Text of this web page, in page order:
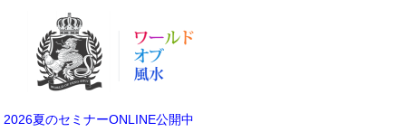
2026夏のセミナーONLINE公開中